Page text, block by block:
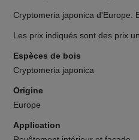
Cryptomeria japonica d'Europe.
Les prix indiqués sont des prix
Espèces de bois
Cryptomeria japonica
Origine
Europe
Application